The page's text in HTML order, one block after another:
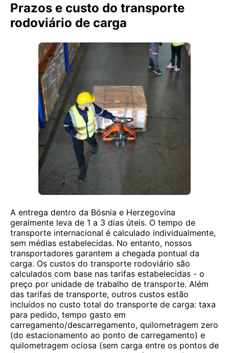
Prazos e custo do transporte
rodoviário de carga
A entrega dentro da Bósnia e Herzegovina
geralmente leva de 1 a 3 dias úteis. O tempo de
transporte internacional é calculado individualmente,
sem médias estabelecidas. No entanto, nossos
transportadores garantem a chegada pontual da
carga. Os custos do transporte rodoviário são
calculados com base nas tarifas estabelecidas - o
preço por unidade de trabalho de transporte. Além
das tarifas de transporte, outros custos estão
incluídos no custo total do transporte de carga: taxa
para pedido, tempo gasto em
carregamento/descarregamento, quilometragem zero
(do estacionamento ao ponto de carregamento) e
quilometragem ociosa (sem carga entre os pontos de